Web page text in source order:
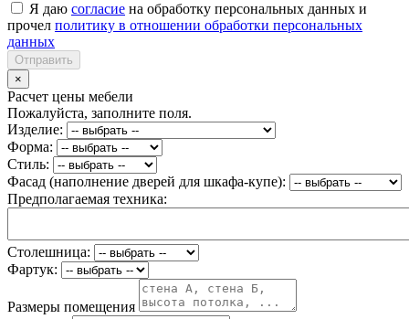
Я даю согласие на обработку персональных данных и
прочел политику в отношении обработки персональных
данных
Отправить
×
Расчет цены мебели
Пожалуйста, заполните поля.
Изделие:
Форма:
Стиль:
Фасад (наполнение дверей для шкафа-купе):
Предполагаемая техника:
Столешница:
Фартук:
Размеры помещения